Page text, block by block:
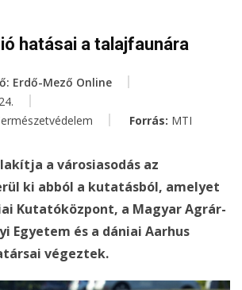
hatásai a talajfaunára
Erdő-Mező Online
Forrás: MTI
a városiasodás az
ki abból a kutatásból, amelyet
Kutatóközpont, a Magyar Agrár-
Egyetem és a dániai Aarhus
végeztek.